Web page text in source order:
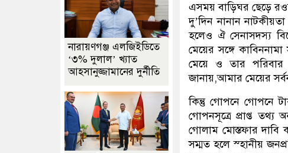
এসময় বাড়িঘর ছেড়ে
দু’দিন নানান
হলেও ঐ সেনাসদস্য
মেয়ের সঙ্গে
মেয়ে ও তার পরিবার
জানায়,আমার মেয়ের
কিন্তু গোপনে গোপনে
গোপনসূত্রে প্রাপ্ত তথ্য
গোলাম মোস্তফার দাবি
সম্মত হলে স্হানীয়
নারায়ণগঞ্জ এলজিইডিতে
‘৩% দুলাল’ খ্যাত
আহসানুজ্জামানের দুর্নীতি